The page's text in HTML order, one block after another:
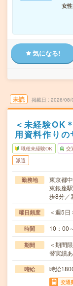
女性
気になる!
未読 掲載日 2026/08/
＜未経験OK
用資料作り
職種未経験OK 交
派遣
勤務地
東京都
東銀座
歩8分／
曜日頻度 ＜週5日
時間 10：00
期間
＜期間
替実績あ
時給 時給
交通